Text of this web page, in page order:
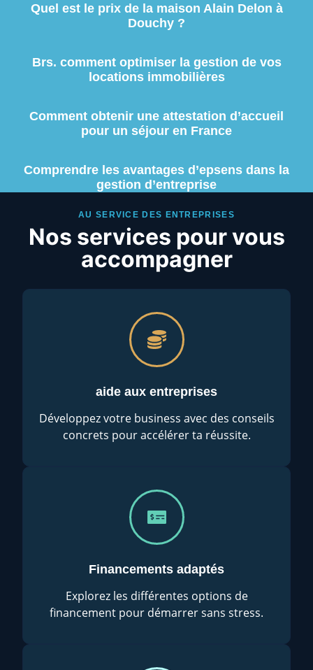
Quel est le prix de la maison Alain Delon à
Douchy ?
Brs. comment optimiser la gestion de vos
locations immobilières
Comment obtenir une attestation d’accueil
pour un séjour en France
Comprendre les avantages d’epsens dans la
gestion d’entreprise
AU SERVICE DES ENTREPRISES
Nos services pour vous
accompagner
aide aux entreprises
Développez votre business avec des conseils
concrets pour accélérer ta réussite.
Financements adaptés
Explorez les différentes options de
financement pour démarrer sans stress.